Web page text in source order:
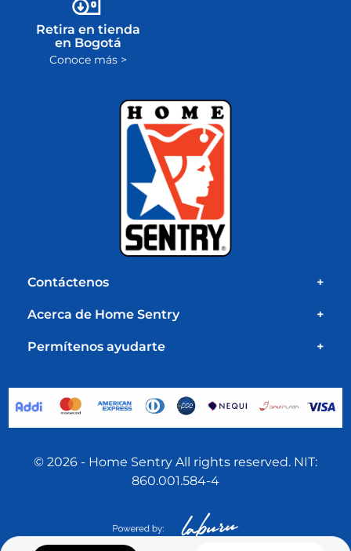
Retira en tienda
en Bogotá
Conoce más >
Contáctenos +
Acerca de Home Sentry +
Permítenos ayudarte +
© 2026 - Home Sentry All rights reserved. NIT:
860.001.584-4